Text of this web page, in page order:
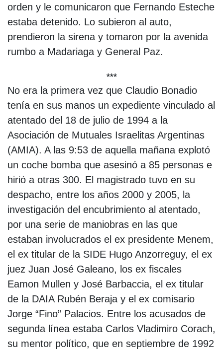
orden y le comunicaron que Fernando Esteche
estaba detenido. Lo subieron al auto,
prendieron la sirena y tomaron por la avenida
rumbo a Madariaga y General Paz.
***
No era la primera vez que Claudio Bonadio
tenía en sus manos un expediente vinculado al
atentado del 18 de julio de 1994 a la
Asociación de Mutuales Israelitas Argentinas
(AMIA). A las 9:53 de aquella mañana explotó
un coche bomba que asesinó a 85 personas e
hirió a otras 300. El magistrado tuvo en su
despacho, entre los años 2000 y 2005, la
investigación del encubrimiento al atentado,
por una serie de maniobras en las que
estaban involucrados el ex presidente Menem,
el ex titular de la SIDE Hugo Anzorreguy, el ex
juez Juan José Galeano, los ex fiscales
Eamon Mullen y José Barbaccia, el ex titular
de la DAIA Rubén Beraja y el ex comisario
Jorge “Fino” Palacios. Entre los acusados de
segunda línea estaba Carlos Vladimiro Corach,
su mentor político, que en septiembre de 1992